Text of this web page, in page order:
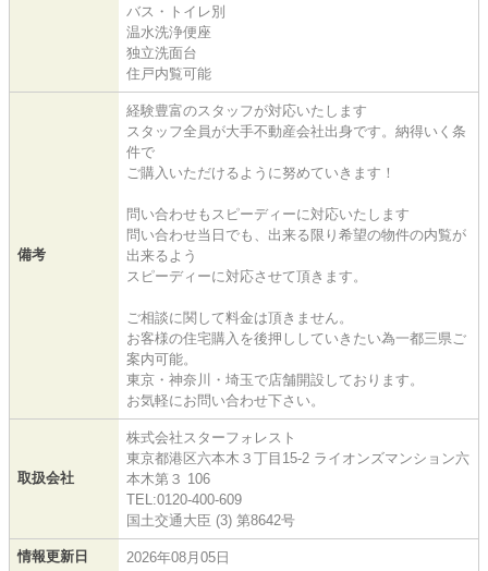
バス・トイレ別
温水洗浄便座
独立洗面台
住戸内覧可能
備考
経験豊富のスタッフが対応いたします
スタッフ全員が大手不動産会社出身です。納得いく条
件で
ご購入いただけるように努めていきます！
問い合わせもスピーディーに対応いたします
問い合わせ当日でも、出来る限り希望の物件の内覧が
出来るよう
スピーディーに対応させて頂きます。
ご相談に関して料金は頂きません。
お客様の住宅購入を後押ししていきたい為一都三県ご
案内可能。
東京・神奈川・埼玉で店舗開設しております。
お気軽にお問い合わせ下さい。
取扱会社
株式会社スターフォレスト
東京都港区六本木３丁目15-2 ライオンズマンション六
本木第３ 106
TEL:0120-400-609
国土交通大臣 (3) 第8642号
情報更新日 2026年08月05日